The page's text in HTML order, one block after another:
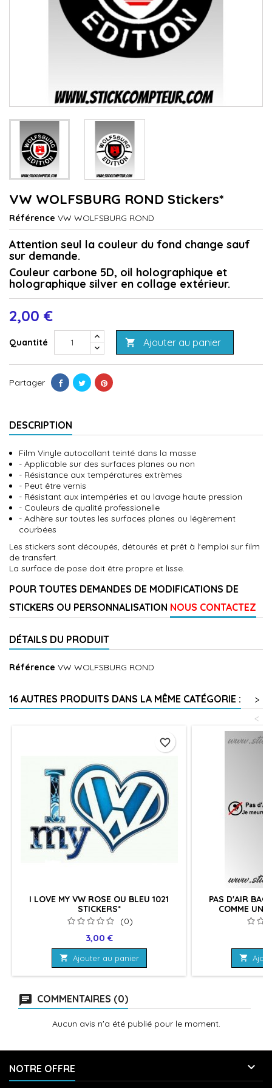
VW WOLFSBURG ROND Stickers*
Référence VW WOLFSBURG ROND
Attention seul la couleur du fond change sauf
sur demande.
Couleur carbone 5D, oil holographique et
holographique silver en collage extérieur.
2,00 €
Quantité  Ajouter au panier
Partager
DESCRIPTION
Film Vinyle autocollant teinté dans la masse
- Applicable sur des surfaces planes ou non
- Résistance aux températures extrèmes
- Peut être vernis
- Résistant aux intempéries et au lavage haute pression
- Couleurs de qualité professionelle
- Adhère sur toutes les surfaces planes ou légèrement
courbées
Les stickers sont découpés, détourés et prêt à l'emploi sur film
de transfert.
La surface de pose doit être propre et lisse.
POUR TOUTES DEMANDES DE MODIFICATIONS DE
STICKERS OU PERSONNALISATION NOUS CONTACTEZ
DÉTAILS DU PRODUIT
Référence VW WOLFSBURG ROND
16 AUTRES PRODUITS DANS LA MÊME CATÉGORIE :
>
<
I LOVE MY VW ROSE OU BLEU 1021
STICKERS*
(0)
Prix
3,00 €
 Ajouter au panier
favorite_border
PAS D'AIR BAG
COMME UN

COMMENTAIRES (0)
Aucun avis n'a été publié pour le moment.
NOTRE OFFRE 